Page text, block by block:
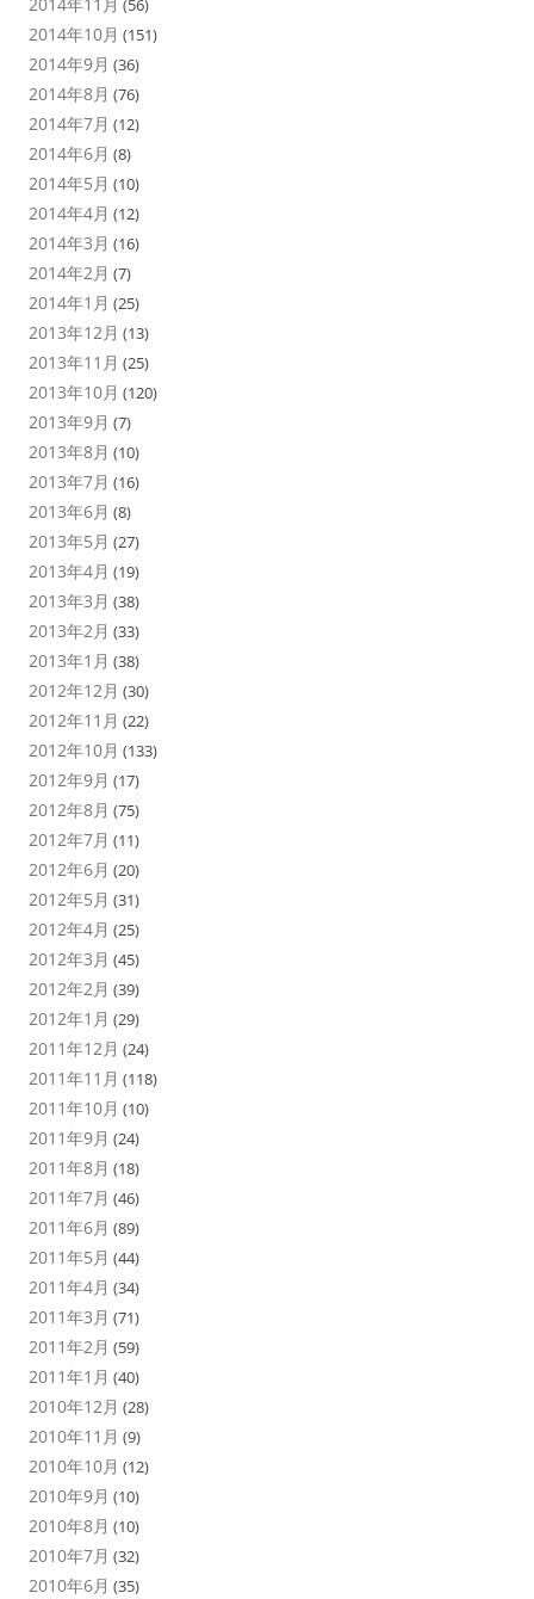
2014年11月 (56)
2014年10月 (151)
2014年9月 (36)
2014年8月 (76)
2014年7月 (12)
2014年6月 (8)
2014年5月 (10)
2014年4月 (12)
2014年3月 (16)
2014年2月 (7)
2014年1月 (25)
2013年12月 (13)
2013年11月 (25)
2013年10月 (120)
2013年9月 (7)
2013年8月 (10)
2013年7月 (16)
2013年6月 (8)
2013年5月 (27)
2013年4月 (19)
2013年3月 (38)
2013年2月 (33)
2013年1月 (38)
2012年12月 (30)
2012年11月 (22)
2012年10月 (133)
2012年9月 (17)
2012年8月 (75)
2012年7月 (11)
2012年6月 (20)
2012年5月 (31)
2012年4月 (25)
2012年3月 (45)
2012年2月 (39)
2012年1月 (29)
2011年12月 (24)
2011年11月 (118)
2011年10月 (10)
2011年9月 (24)
2011年8月 (18)
2011年7月 (46)
2011年6月 (89)
2011年5月 (44)
2011年4月 (34)
2011年3月 (71)
2011年2月 (59)
2011年1月 (40)
2010年12月 (28)
2010年11月 (9)
2010年10月 (12)
2010年9月 (10)
2010年8月 (10)
2010年7月 (32)
2010年6月 (35)